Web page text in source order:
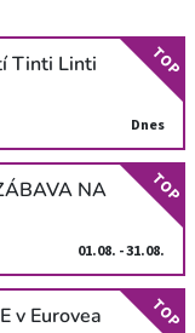
Tinti Linti
Dnes
TOP
NA
01.08. - 31.08.
TOP
v Eurovea TOP